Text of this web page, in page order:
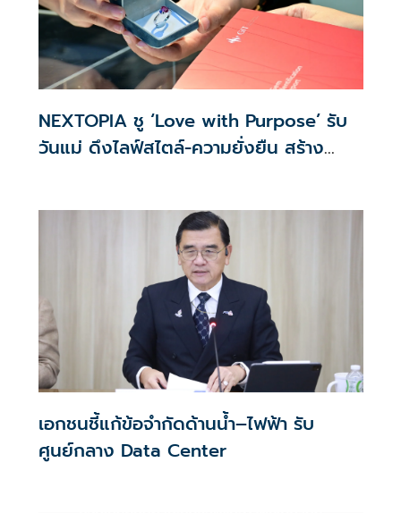
NEXTOPIA ชู ‘Love with Purpose’ รับ
วันแม่ ดึงไลฟ์สไตล์-ความยั่งยืน สร้าง
เอกชนชี้แก้ข้อจำกัดด้านน้ำ–ไฟฟ้า รับ
ศูนย์กลาง Data Center